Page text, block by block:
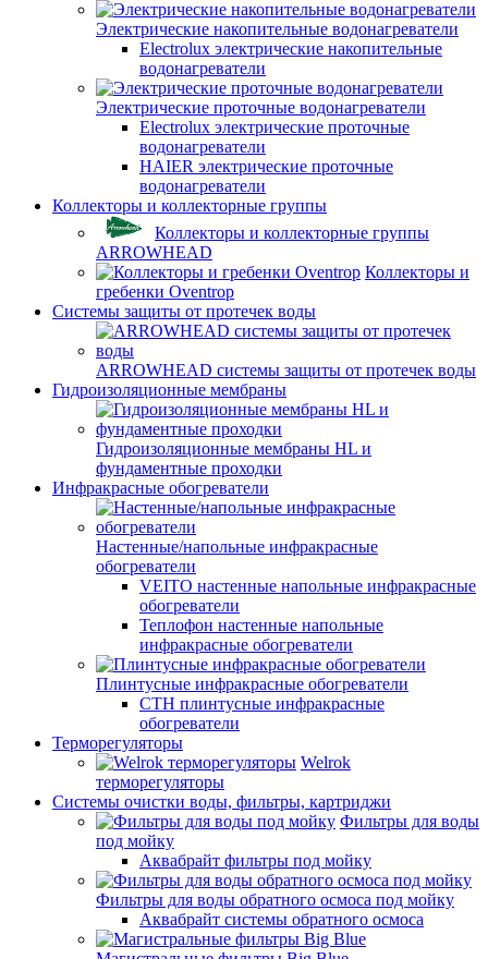
Электрические накопительные водонагреватели
Electrolux электрические накопительные
водонагреватели
Электрические проточные водонагреватели
Electrolux электрические проточные
водонагреватели
HAIER электрические проточные
водонагреватели
Коллекторы и коллекторные группы
Коллекторы и коллекторные группы
ARROWHEAD
Коллекторы и
гребенки Oventrop
Системы защиты от протечек воды
ARROWHEAD системы защиты от протечек воды
Гидроизоляционные мембраны
Гидроизоляционные мембраны HL и
фундаментные проходки
Инфракрасные обогреватели
Настенные/напольные инфракрасные
обогреватели
VEITO настенные напольные инфракрасные
обогреватели
Теплофон настенные напольные
инфракрасные обогреватели
Плинтусные инфракрасные обогреватели
СТН плинтусные инфракрасные
обогреватели
Терморегуляторы
Welrok
терморегуляторы
Системы очистки воды, фильтры, картриджи
Фильтры для воды
под мойку
Аквабрайт фильтры под мойку
Фильтры для воды обратного осмоса под мойку
Аквабрайт системы обратного осмоса